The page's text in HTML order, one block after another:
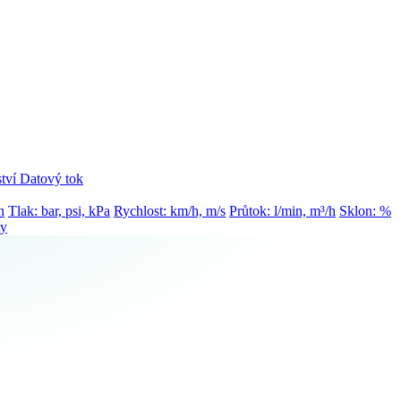
Datový tok
Tlak: bar, psi, kPa Rychlost: km/h, m/s Průtok: l/min, m³/h Sklon: %